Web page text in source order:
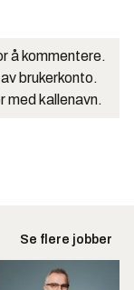
å kommentere.
brukerkonto.
med kallenavn.
Se flere jobber